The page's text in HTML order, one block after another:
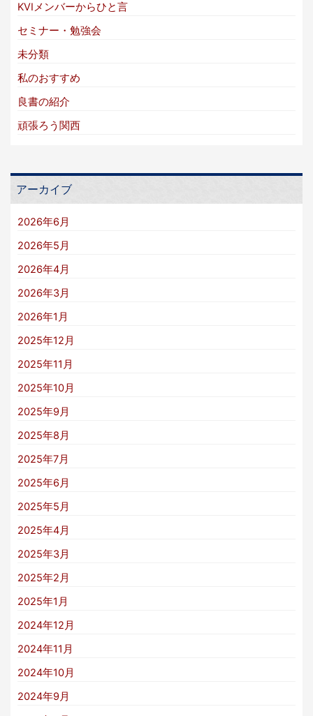
KVIメンバーからひと言
セミナー・勉強会
未分類
私のおすすめ
良書の紹介
頑張ろう関西
アーカイブ
2026年6月
2026年5月
2026年4月
2026年3月
2026年1月
2025年12月
2025年11月
2025年10月
2025年9月
2025年8月
2025年7月
2025年6月
2025年5月
2025年4月
2025年3月
2025年2月
2025年1月
2024年12月
2024年11月
2024年10月
2024年9月